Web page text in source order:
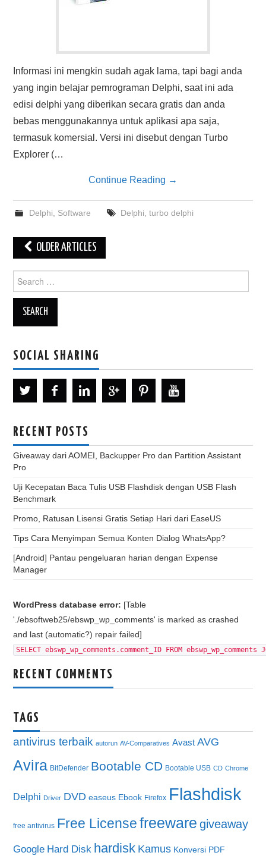
Informasi ini mengkin sudah agak lama, tapi bagi anda
yang ingin belajar pemrograman Delphi, saat ini ada
edisi delphi yang diberikan secara gratis dan anda
bebas menggunakannya untuk aplikasi apa saja,
termasuk komersial. Versi ini disebut dengan Turbo
Explorer (…
Continue Reading →
Delphi Software Delphi turbo delphi
Post
navigation
OLDER ARTICLES
for:
SOCIAL SHARING
RECENT POSTS
Giveaway dari AOMEI, Backupper Pro dan Partition Assistant
Pro
Uji Kecepatan Baca Tulis USB Flashdisk dengan USB Flash
Benchmark
Promo, Ratusan Lisensi Gratis Setiap Hari dari EaseUS
Tips Cara Menyimpan Semua Konten Dialog WhatsApp?
[Android] Pantau pengeluaran harian dengan Expense
Manager
WordPress database error: [Table
'./ebsoftweb25/ebswp_wp_comments' is marked as crashed
and last (automatic?) repair failed]
SELECT ebswp_wp_comments.comment_ID FROM
RECENT COMMENTS
TAGS
antivirus terbaik autorun AV-Comparatives Avast AVG
Avira BitDefender Bootable CD Bootable USB CD Chrome
Delphi Driver DVD easeus Ebook Firefox Flashdisk
free antivirus Free License freeware giveaway
Google Hard Disk hardisk Kamus Konversi PDF